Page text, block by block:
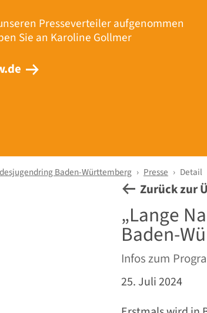
Presseverteiler aufgenommen
Sie an Karoline Gollmer
Baden-Württemberg Presse Detail
„Lange
Baden-
Infos zum
25. Juli 2024
Zurück zur